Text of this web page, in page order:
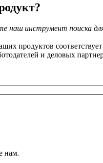
наш инструмент поиска
продуктов
и деловых
нам.